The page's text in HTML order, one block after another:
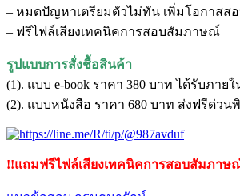
– หมดปัญหาเตรียมตัวไม่ทัน เพิ่มโอกาสส
– ฟรีไฟล์เสียงเทคนิคการสอบสัมภาษณ์
รูปแบบการสั่งชื้อสินค้า
(1). แบบ e-book ราคา 380 บาท ได้รับภายใ
(2). แบบหนังสือ ราคา 680 บาท ส่งฟรีด่วน
!!แถมฟรีไฟล์เสียงเทคนิคการสอบสัมภาษ